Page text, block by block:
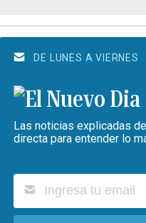
DE LUNES A VIERNES
Las noticias explicadas
directa para entender lo